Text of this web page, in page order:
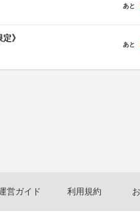
あと
》
あと
営ガイド 利用規約